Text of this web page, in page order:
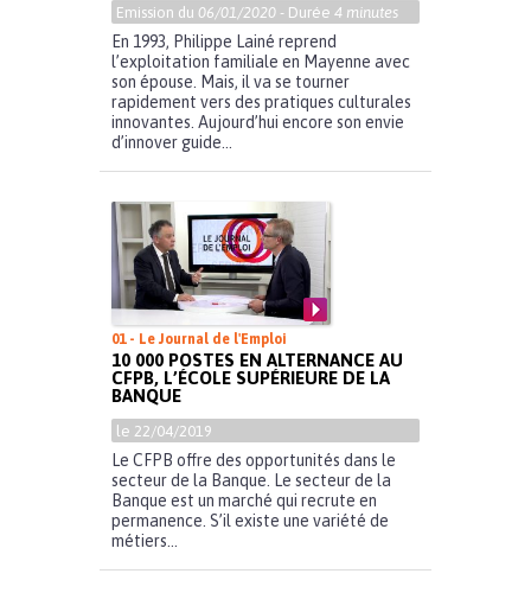
Emission du 06/01/2020 - Durée 4 minutes
En 1993, Philippe Lainé reprend
l’exploitation familiale en Mayenne avec
son épouse. Mais, il va se tourner
rapidement vers des pratiques culturales
innovantes. Aujourd’hui encore son envie
d’innover guide...
01 - Le Journal de l'Emploi
10 000 POSTES EN ALTERNANCE AU
CFPB, L’ÉCOLE SUPÉRIEURE DE LA
BANQUE
le 22/04/2019
Le CFPB offre des opportunités dans le
secteur de la Banque. Le secteur de la
Banque est un marché qui recrute en
permanence. S’il existe une variété de
métiers...